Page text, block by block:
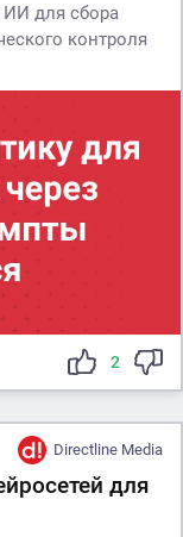
ИИ для сбора
контроля
2
Directline Media
для